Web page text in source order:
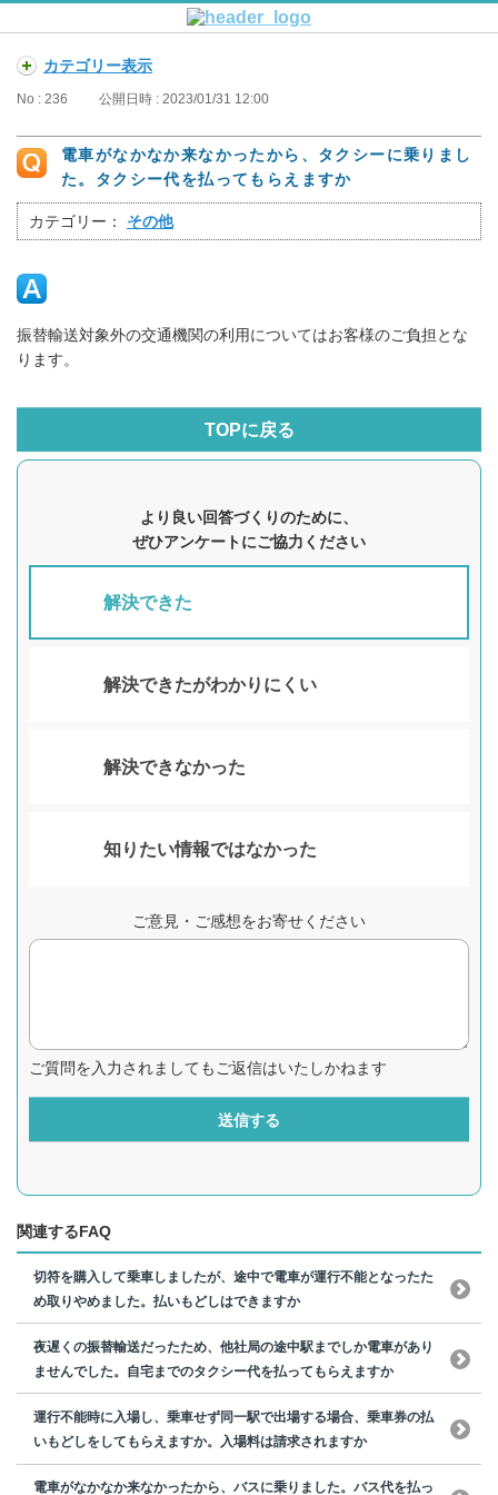
カテゴリー表示
No : 236 公開日時 : 2023/01/31 12:00
電車がなかなか来なかったから、タクシーに乗りまし
た。タクシー代を払ってもらえますか
カテゴリー： その他
振替輸送対象外の交通機関の利用についてはお客様のご負担とな
ります。
TOPに戻る
より良い回答づくりのために、
ぜひアンケートにご協力ください
解決できた
解決できたがわかりにくい
解決できなかった
知りたい情報ではなかった
ご意見・ご感想をお寄せください
ご質問を入力されましてもご返信はいたしかねます
送信する
関連するFAQ
切符を購入して乗車しましたが、途中で電車が運行不能となったた
め取りやめました。払いもどしはできますか
夜遅くの振替輸送だったため、他社局の途中駅までしか電車があり
ませんでした。自宅までのタクシー代を払ってもらえますか
運行不能時に入場し、乗車せず同一駅で出場する場合、乗車券の払
いもどしをしてもらえますか。入場料は請求されますか
電車がなかなか来なかったから、バスに乗りました。バス代を払っ